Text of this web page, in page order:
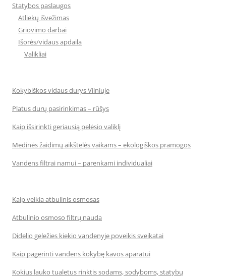
Statybos paslaugos
Atliekų išvežimas
Griovimo darbai
Išorės/vidaus apdaila
Valikliai
Kokybiškos vidaus durys Vilniuje
Platus durų pasirinkimas – rūšys
Kaip išsirinkti geriausią pelėsio valiklį
Medinės žaidimų aikštelės vaikams – ekologiškos pramogos
Vandens filtrai namui – parenkami individualiai
Kaip veikia atbulinis osmosas
Atbulinio osmoso filtrų nauda
Didelio geležies kiekio vandenyje poveikis sveikatai
Kaip pagerinti vandens kokybę kavos aparatui
Kokius lauko tualetus rinktis sodams, sodyboms, statybų